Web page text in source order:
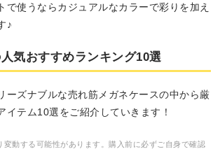
で使うならカジュアルなカラーで彩りを加え
♪
気おすすめランキング10選
ーズナブルな売れ筋メガネケースの中から厳
イテム10選をご紹介していきます！
動する可能性があります。購入前に必ずご自身で確認